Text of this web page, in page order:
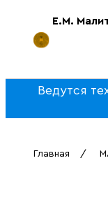
Е.М.
Ведутся
Главная